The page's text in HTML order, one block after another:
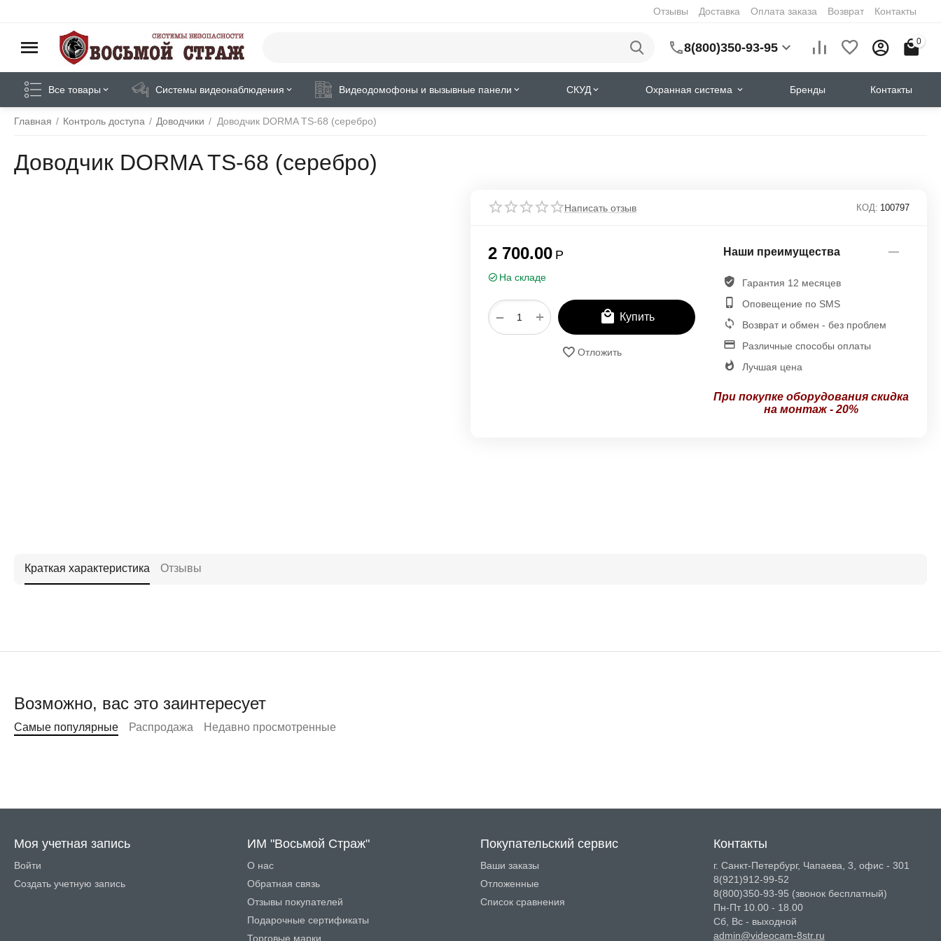
Отзывы Доставка Оплата заказа Возврат Контакты
8(800)350-93-95 0
Все товары Системы видеонаблюдения Видеодомофоны и вызывные панели СКУД Охранная система Бренды Контакты
Главная / Контроль доступа / Доводчики / Доводчик DORMA TS-68 (серебро)
Доводчик DORMA TS-68 (серебро)
Написать отзыв КОД: 100797
2 700.00 Р
На складе
+
− Купить
Отложить
Наши преимущества
Гарантия 12 месяцев
Оповещение по SMS
Возврат и обмен - без проблем
Различные способы оплаты
Лучшая цена
При покупке оборудования скидка
на монтаж - 20%
Краткая характеристика Отзывы
Возможно, вас это заинтересует
Самые популярные Распродажа Недавно просмотренные
Моя учетная запись
Войти
Создать учетную запись
ИМ "Восьмой Страж"
О нас
Обратная связь
Отзывы покупателей
Подарочные сертификаты
Торговые марки
Покупательский сервис
Ваши заказы
Отложенные
Список сравнения
Контакты
г. Санкт-Петербург, Чапаева, 3, офис - 301
8(921)912-99-52
8(800)350-93-95 (звонок бесплатный)
Пн-Пт 10.00 - 18.00
Сб, Вс - выходной
admin@videocam-8str.ru